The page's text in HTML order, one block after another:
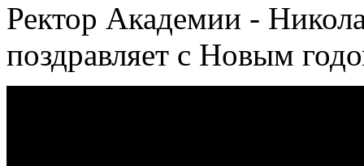
Ректор Академии -
поздравляет с Новым